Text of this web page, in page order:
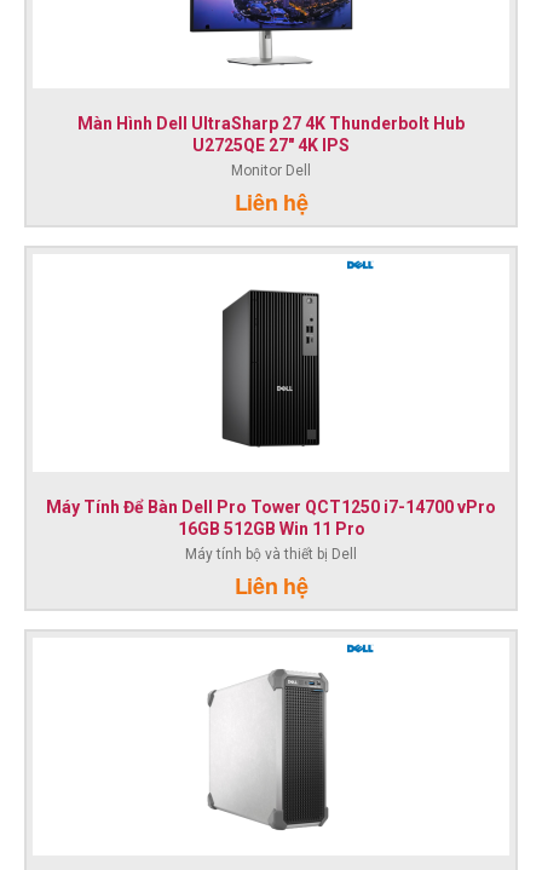
Màn Hình Dell UltraSharp 27 4K Thunderbolt Hub
U2725QE 27" 4K IPS
Monitor Dell
Liên hệ
Máy Tính Để Bàn Dell Pro Tower QCT1250 i7-14700 vPro
16GB 512GB Win 11 Pro
Máy tính bộ và thiết bị Dell
Liên hệ